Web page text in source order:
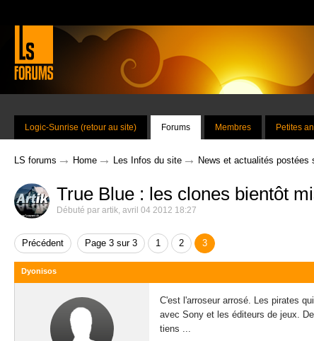
Logic-Sunrise (retour au site) Forums Membres Petites
LS forums → Home → Les Infos du site → News et actualités postées
True Blue : les clones bientôt
Débuté par artik, avril 04 2012 18:27
Précédent Page 3 sur 3 1 2 3
Dyonisos
C'est l'arroseur arrosé. Les pirates
avec Sony et les éditeurs de jeux.
tiens ...